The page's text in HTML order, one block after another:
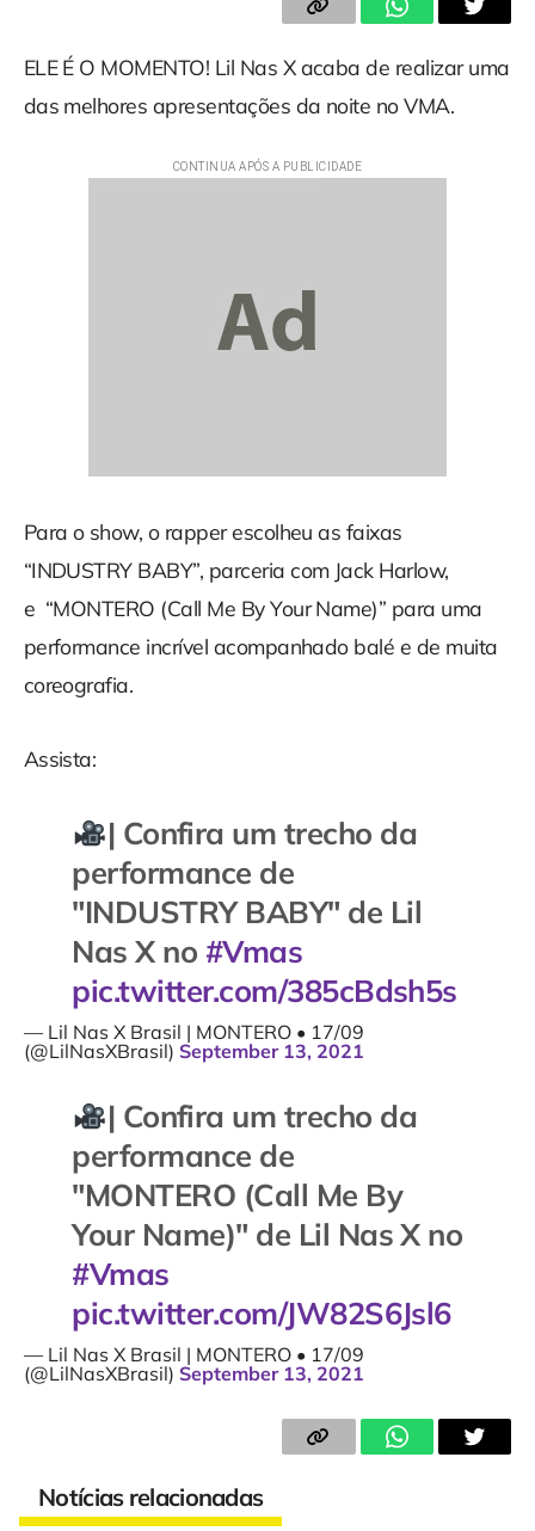
ELE É O MOMENTO! Lil Nas X acaba de realizar uma
das melhores apresentações da noite no VMA.
Para o show, o rapper escolheu as faixas
“INDUSTRY BABY”, parceria com Jack Harlow,
e “MONTERO (Call Me By Your Name)” para uma
performance incrível acompanhado balé e de muita
coreografia.
Assista:
| Confira um trecho da
performance de
"INDUSTRY BABY" de Lil
Nas X no #Vmas
pic.twitter.com/385cBdsh5s
— Lil Nas X Brasil | MONTERO • 17/09
(@LilNasXBrasil) September 13, 2021
| Confira um trecho da
performance de
"MONTERO (Call Me By
Your Name)" de Lil Nas X no
#Vmas
pic.twitter.com/JW82S6Jsl6
— Lil Nas X Brasil | MONTERO • 17/09
(@LilNasXBrasil) September 13, 2021
Notícias relacionadas